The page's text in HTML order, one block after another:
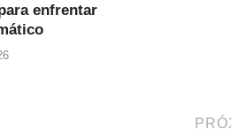
enfrentar